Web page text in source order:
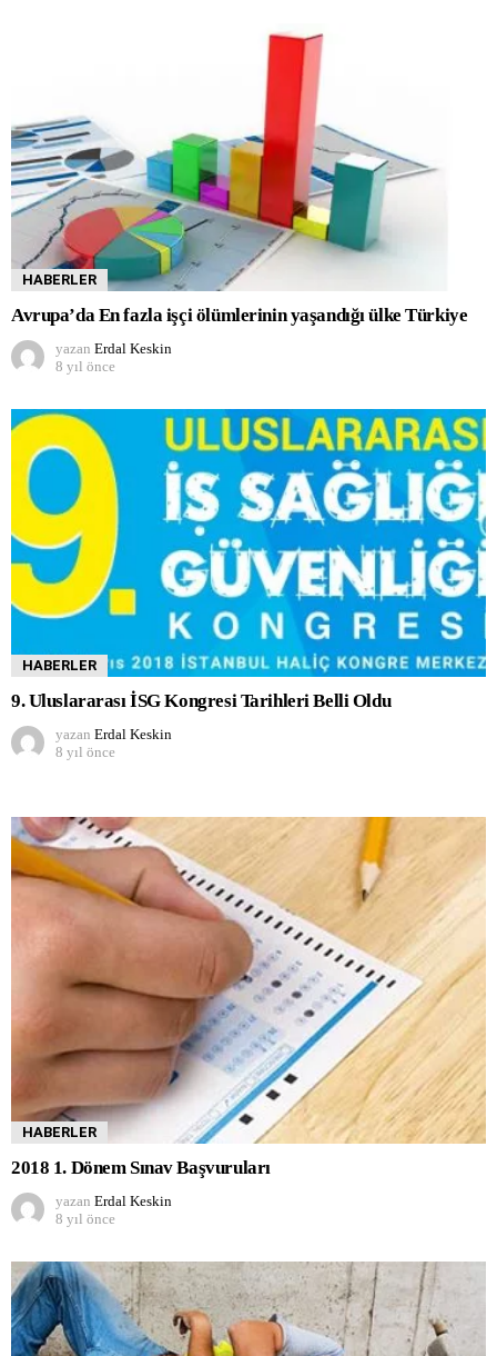
HABERLER
Avrupa’da En fazla işçi ölümlerinin yaşandığı ülke Türkiye
yazan Erdal Keskin
8 yıl önce
HABERLER
9. Uluslararası İSG Kongresi Tarihleri Belli Oldu
yazan Erdal Keskin
8 yıl önce
HABERLER
2018 1. Dönem Sınav Başvuruları
yazan Erdal Keskin
8 yıl önce